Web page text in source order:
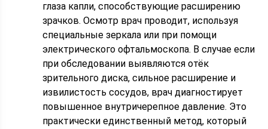
глаза капли, способствующие расширению
зрачков. Осмотр врач проводит, используя
специальные зеркала или при помощи
электрического офтальмоскопа. В случае если
при обследовании выявляются отёк
зрительного диска, сильное расширение и
извилистость сосудов, врач диагностирует
повышенное внутричерепное давление. Это
практически единственный метод, который